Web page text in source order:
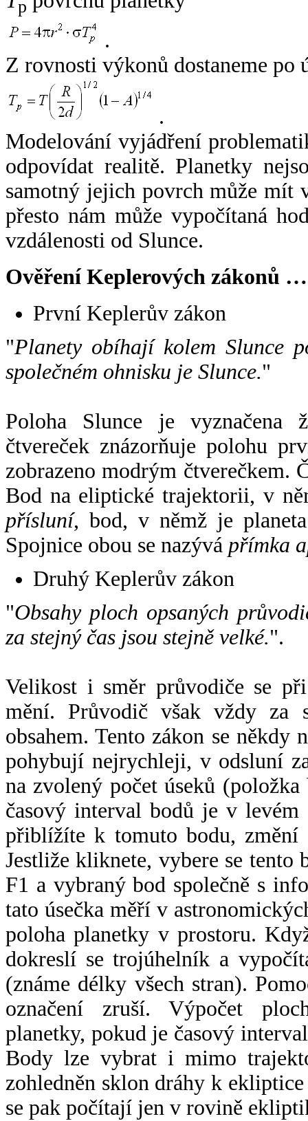
p
.
Z rovnosti výkonů dostaneme po
.
Modelování vyjádření
odpovídat realitě. Planetky
samotný jejich povrch může mít
přesto nám může vypočítaná
vzdálenosti od Slunce.
Ověření Keplerových zákonů …
První Keplerův zákon
"Planety obíhají kolem Slunce
společném ohnisku je Slunce."
Poloha Slunce je vyznačena
čtvereček znázorňuje polohu
zobrazeno modrým čtverečkem.
Bod na eliptické trajektorii, v
přísluní, bod, v němž je
Spojnice obou se nazývá přímka
Druhý Keplerův zákon
"Obsahy ploch opsaných
za stejný čas jsou stejně velké.".
Velikost i směr průvodiče se
mění. Průvodič však vždy za
obsahem. Tento zákon se někdy
pohybují nejrychleji, v odsluní
na zvolený počet úseků
časový interval bodů je v
přiblížíte k tomuto bodu,
Jestliže kliknete, vybere se tento
F1 a vybraný bod společně s
tato úsečka měří v
poloha planetky v prostoru.
dokreslí se trojúhelník a
(známe délky všech stran).
označení zruší. Výpočet
planetky, pokud je časový
Body lze vybrat i mimo
zohledněn sklon dráhy k
se pak počítají jen v rovině